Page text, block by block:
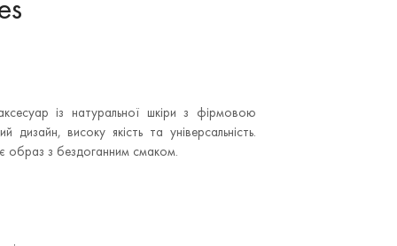
із натуральної шкіри з фірмовою
дизайн, високу якість та універсальність.
образ з бездоганним смаком.